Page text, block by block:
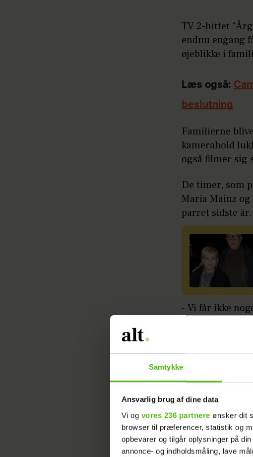
Samtykke
Ansvarlig brug af dine data
Vi og vores 236 partnere ønsker dit
browser til præferencer, statistik og
opbevarer og tilgår oplysninger på
annonce- og indholdsmåling, lave
TV 2-hittet
endnu engang
øjeblikke i
Læs også:
beslutning
Familierne
kamerahold
også filmer sig
De timer, som
Maria Mainz
parret sidste år.
- Vi får ikke
Den
Læs også:
Julegaver til